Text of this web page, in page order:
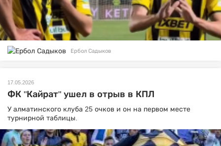
Ербол Садыков
17.05.2026
ФК "Кайрат" ушел в отрыв в КПЛ
У алматинского клуба 25 очков и он на первом месте
турнирной таблицы.